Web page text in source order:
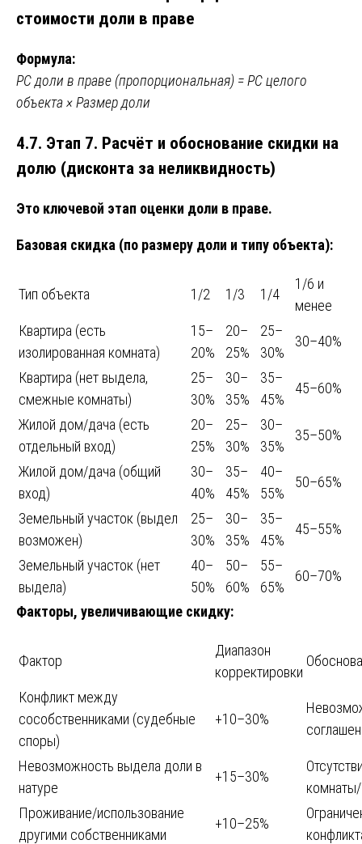
стоимости доли в праве
Формула:
РС доли в праве (пропорциональная) = РС целого
объекта × Размер доли
4.7. Этап 7. Расчёт и обоснование скидки на
долю (дисконта за неликвидность)
Это ключевой этап оценки доли в праве.
Базовая скидка (по размеру доли и типу объекта):
Тип объекта 1/2 1/3 1/4
1/6 и
менее
Квартира (есть
изолированная комната)
15–
20%
20–
25%
25–
30%
30–40%
Квартира (нет выдела,
смежные комнаты)
25–
30%
30–
35%
35–
45%
45–60%
Жилой дом/дача (есть
отдельный вход)
20–
25%
25–
30%
30–
35%
35–50%
Жилой дом/дача (общий
вход)
30–
40%
35–
45%
40–
55%
50–65%
Земельный участок (выдел
возможен)
25–
30%
30–
35%
35–
45%
45–55%
Земельный участок (нет
выдела)
40–
50%
50–
60%
55–
65%
60–70%
Факторы, увеличивающие скидку:
Фактор
Диапазон
корректировки
Конфликт между
сособственниками (судебные
споры)
+10–30%
Невозможность выдела доли в
натуре
+15–30%
Проживание/использование
другими собственниками
+10–25%